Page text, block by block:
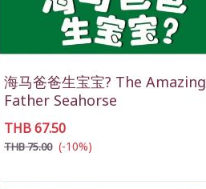
海马爸爸生宝宝? The Amazing
Father Seahorse
THB 67.50
THB 75.00 (-10%)